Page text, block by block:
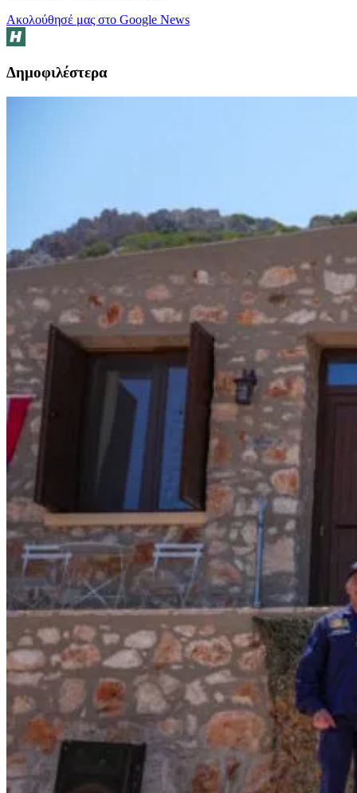
Ακολούθησέ μας στο Google News
Δημοφιλέστερα